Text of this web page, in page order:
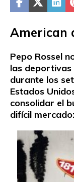
American
Pepo Rossel
las
durante los
Estados
consolidar el
difícil